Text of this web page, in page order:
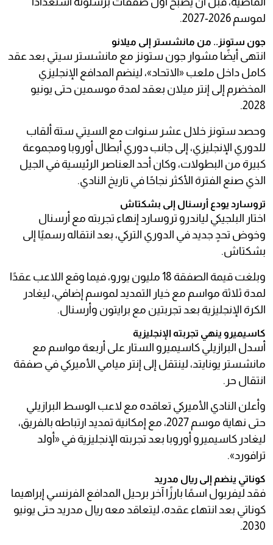
لموسم 2026-2027.
جون ستونز.. من مانشستر إلى ميلانو
انتهى أيضًا مشوار جون ستونز مع مانشستر سيتي بعد عقد
كامل داخل ملعب «الاتحاد»، لينضم المدافع الإنجليزي
المخضرم إلى إنتر ميلان بعقد لمدة موسمين حتى يونيو
2028.
وحصد ستونز خلال عشر سنوات مع السيتي ستة ألقاب
للدوري الإنجليزي، إلى جانب دوري أبطال أوروبا ومجموعة
كبيرة من البطولات، وكان أحد العناصر الرئيسية في الجيل
الذي صنع الفترة الأكثر نجاحًا في تاريخ النادي.
تروسارد يودع أرسنال إلى بشكتاش
اختار البلجيكي لياندرو تروسارد إنهاء تجربته مع أرسنال
وخوض تحدٍ جديد في الدوري التركي، بعد انتقاله رسميًا إلى
بشكتاش.
وبلغت قيمة الصفقة 18 مليون يورو، فيما وقع اللاعب عقدًا
لمدة ثلاثة مواسم مع خيار التمديد لموسم إضافي، ليغادر
الكرة الإنجليزية بعد تجربتين مع برايتون وأرسنال.
كاسيميرو ينهي تجربته الإنجليزية
أسدل البرازيلي كاسيميرو الستار على أربعة مواسم مع
مانشستر يونايتد، لينتقل إلى إنتر ميامي الأميركي في صفقة
انتقال حر.
وأعلن النادي الأميركي تعاقده مع لاعب الوسط البرازيلي
حتى نهاية موسم 2027، مع إمكانية تمديد ارتباطه بالفريق،
ليغادر كاسيميرو أوروبا بعد تجربته الإنجليزية في «أولد
ترافورد».
كوناتي ينضم إلى ريال مدريد
فقد ليفربول اسمًا بارزًا آخر برحيل المدافع الفرنسي إبراهيما
كوناتي بعد انتهاء عقده، ليتعاقد معه ريال مدريد حتى يونيو
2030.